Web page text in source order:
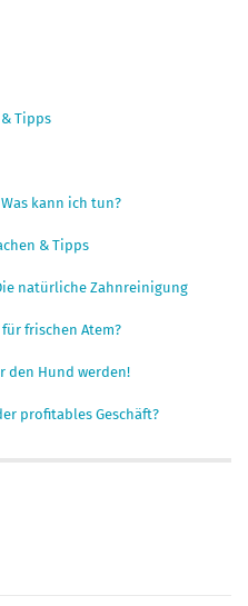
Tipps
kann ich tun?
& Tipps
natürliche Zahnreinigung
frischen Atem?
den Hund werden!
profitables Geschäft?